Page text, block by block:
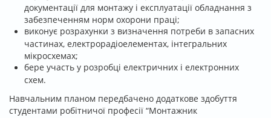
документації для монтажу і експлуатації обладнання з
забезпеченням норм охорони праці;
виконує розрахунки з визначення потреби в запасних
частинах, електрорадіоелементах, інтегральних
мікросхемах;
бере участь у розробці електричних і електронних
схем.
Навчальним планом передбачено додаткове здобуття
студентами робітничої професії “Монтажник